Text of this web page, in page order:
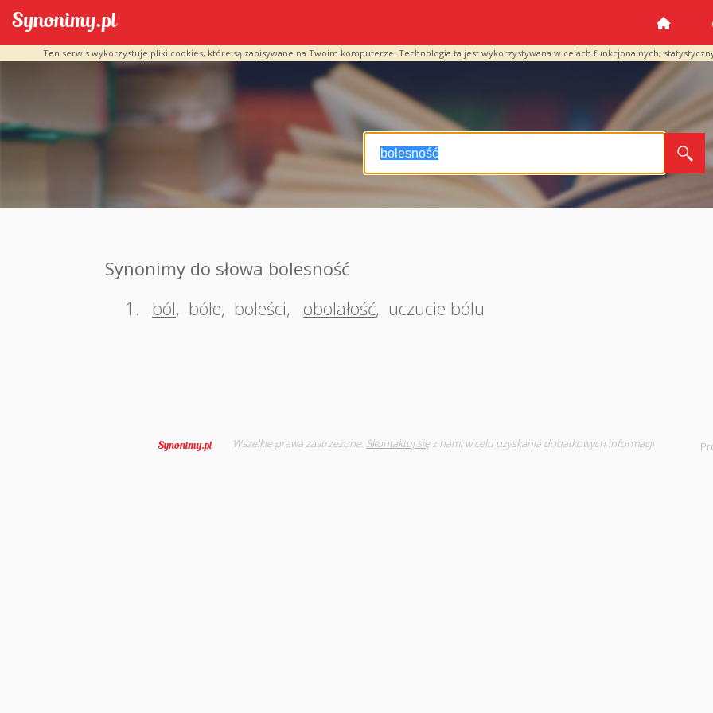
Ten serwis wykorzystuje pliki cookies, które są zapisywane na Twoim komputerze. Technologia ta jest wykorzystywana w celach funkcjonalnych,
Synonimy do słowa bolesność
1.
ból, bóle, boleści, obolałość, uczucie bólu
Wszelkie prawa zastrzeżone. Skontaktuj sięz nami w celu uzyskania dodatkowych informacji